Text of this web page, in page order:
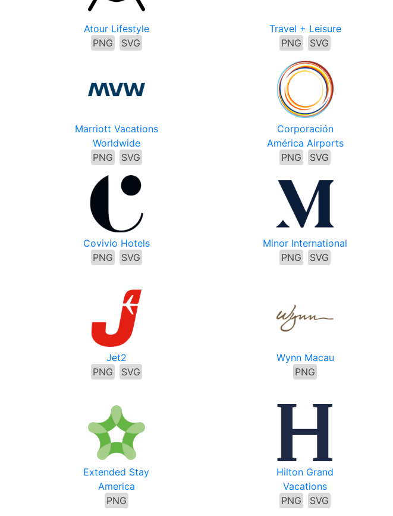
Atour Lifestyle
PNG
SVG
Travel + Leisure
PNG
SVG
Marriott Vacations
Worldwide
PNG
SVG
Corporación
América Airports
PNG
SVG
Covivio Hotels
PNG
SVG
Minor International
PNG
SVG
Jet2
PNG
SVG
Wynn Macau
PNG
Extended Stay
America
PNG
Hilton Grand
Vacations
PNG
SVG